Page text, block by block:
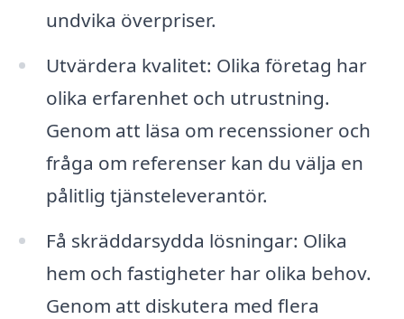
undvika överpriser.
Utvärdera kvalitet: Olika företag har
olika erfarenhet och utrustning.
Genom att läsa om recenssioner och
fråga om referenser kan du välja en
pålitlig tjänsteleverantör.
Få skräddarsydda lösningar: Olika
hem och fastigheter har olika behov.
Genom att diskutera med flera